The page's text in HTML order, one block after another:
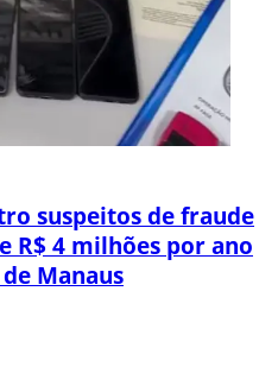
suspeitos de fraude
R$ 4 milhões por ano
Manaus